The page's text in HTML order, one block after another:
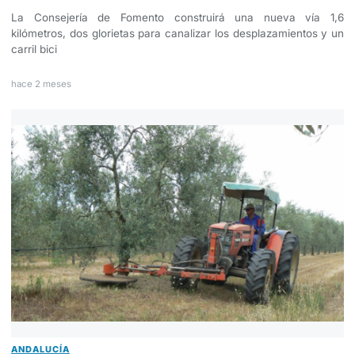
La Consejería de Fomento construirá una nueva vía 1,6
kilómetros, dos glorietas para canalizar los desplazamientos y un
carril bici
hace 2 meses
ANDALUCÍA